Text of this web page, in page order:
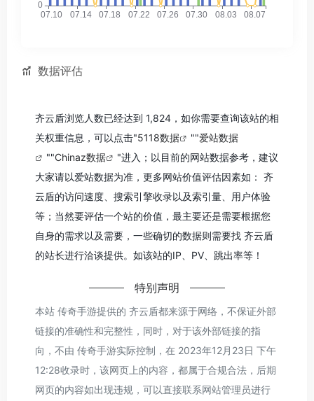
数据评估
齐云盾浏览人数已经达到 1,824，如你需要查询该站的相
关权重信息，可以点击"5118数据 ""爱站数据
""Chinaz数据
"进入；以目前的网站数据参考，建议
大家请以爱站数据为准，更多网站价值评估因素如： 齐
云盾的访问速度、搜索引擎收录以及索引量、用户体验
等；当然要评估一个站的价值，最主要还是需要根据您
自身的需求以及需要，一些确切的数据则需要找 齐云盾
的站长进行洽谈提供。如该站的IP、PV、跳出率等！
特别声明
本站 传奇手游提供的 齐云盾都来源于网络，不保证外部
链接的准确性和完整性，同时，对于该外部链接的指
向，不由 传奇手游实际控制，在 2023年12月23日 下午
12:28收录时，该网页上的内容，都属于合规合法，后期
网页的内容如出现违规，可以直接联系网站管理员进行